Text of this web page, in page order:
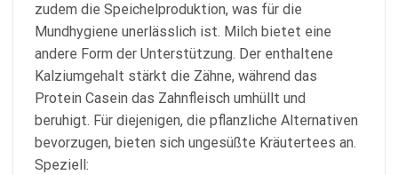
zudem die Speichelproduktion, was für die
Mundhygiene unerlässlich ist. Milch bietet eine
andere Form der Unterstützung. Der enthaltene
Kalziumgehalt stärkt die Zähne, während das
Protein Casein das Zahnfleisch umhüllt und
beruhigt. Für diejenigen, die pflanzliche Alternativen
bevorzugen, bieten sich ungesüßte Kräutertees an.
Speziell: